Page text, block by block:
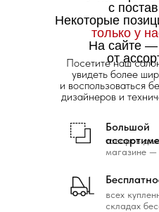
всех
складах
товаров
магазине —
Большой
с
Некоторые
только у
На сайте —
от
Посетите наш
увидеть более
и воспользоваться
дизайнеров и